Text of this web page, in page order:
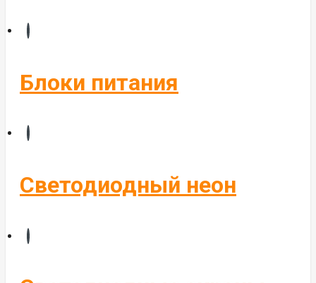
Блоки питания
Светодиодный неон